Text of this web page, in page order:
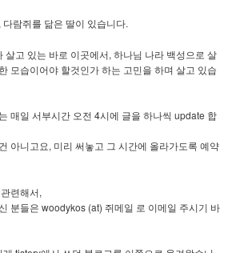
람쥐를 닮은 딸이 있습니다.
살고 있는 바로 이곳에서, 하나님 나라 백성으로 살
모습이어야 할것인가 하는 고민을 하며 살고 있습
매일 서부시간 오전 4시에 글을 하나씩 update 합
아니고요, 미리 써놓고 그 시간에 올라가도록 예약
련해서,
분들은 woodykos (at) 쥐메일 로 이메일 주시기 바